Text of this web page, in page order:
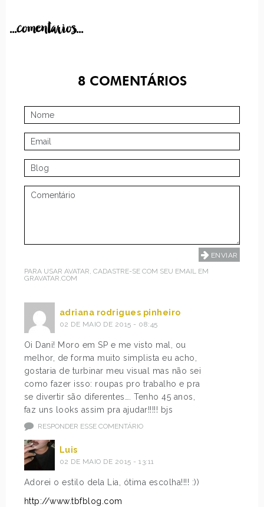
...comentarios...
8COMENTÁRIOS
PARA USAR AVATAR, CADASTRE-SE COM SEU EMAIL EM
GRAVATAR.COM
adriana rodrigues pinheiro
02 DE MAIO DE 2015 - 08:45
Oi Dani! Moro em SP e me visto mal, ou
melhor, de forma muito simplista eu acho,
gostaria de turbinar meu visual mas não sei
como fazer isso: roupas pro trabalho e pra
se divertir são diferentes…. Tenho 45 anos,
faz uns looks assim pra ajudar!!!!! bjs
RESPONDER ESSE COMENTÁRIO
Luis
02 DE MAIO DE 2015 - 13:11
Adorei o estilo dela Lia, ótima escolha!!!! :))
http://www.tbfblog.com